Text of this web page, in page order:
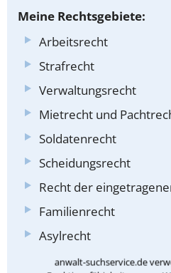
anwalt-suchservice.de
Meine Rechtsgebiete:
Arbeitsrecht
Strafrecht
Verwaltungsrecht
Mietrecht und
Soldatenrecht
Scheidungsrecht
Recht der
Familienrecht
Asylrecht
Betäubungsmittelrecht